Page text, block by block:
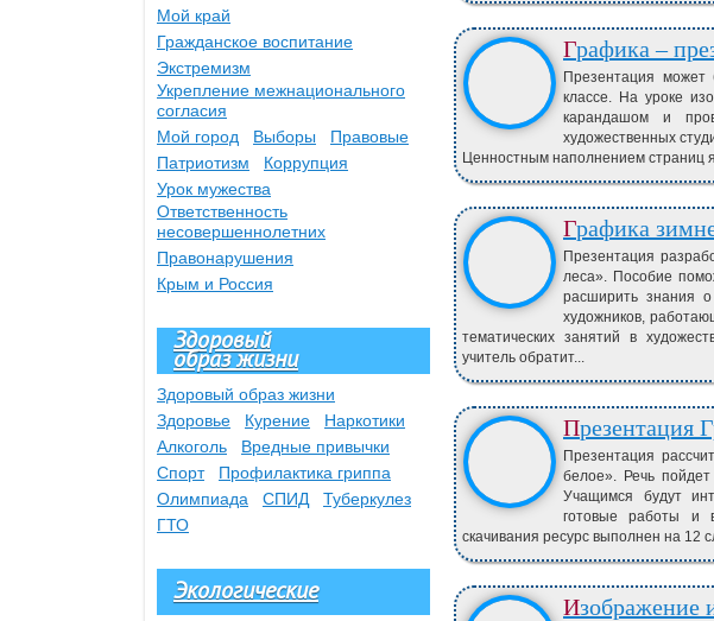
Графика –
Презентация
классе. На уроке
карандашом и
художественных
Ценностным наполнением страниц
Графика
Презентация
леса». Пособие
расширить знания
художников,
тематических занятий в
учитель обратит...
Презентация
Презентация
белое». Речь пойдет
Учащимся будут
готовые работы и
скачивания ресурс выполнен на 12
Изображение
Мой край
Гражданское воспитание
Экстремизм
Укрепление межнационального
согласия
Мой город
Выборы
Правовые
Патриотизм
Коррупция
Урок мужества
Ответственность
несовершеннолетних
Правонарушения
Крым и Россия
Здоровый
образ жизни
Здоровый образ жизни
Здоровье
Курение
Наркотики
Алкоголь
Вредные привычки
Спорт
Профилактика гриппа
Олимпиада
СПИД
Туберкулез
ГТО
Экологические